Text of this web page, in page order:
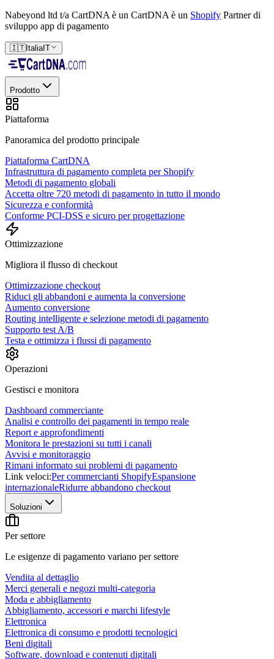
Nabeyond ltd t/a CartDNA è un CartDNA è un Shopify Partner di
sviluppo app di pagamento
🇮🇹ItaliaIT
Prodotto
Piattaforma
Panoramica del prodotto principale
Piattaforma CartDNA
Infrastruttura di pagamento completa per Shopify
Metodi di pagamento globali
Accetta oltre 720 metodi di pagamento in tutto il mondo
Sicurezza e conformità
Conforme PCI-DSS e sicuro per progettazione
Ottimizzazione
Migliora il flusso di checkout
Ottimizzazione checkout
Riduci gli abbandoni e aumenta la conversione
Aumento conversione
Routing intelligente e selezione metodi di pagamento
Supporto test A/B
Testa e ottimizza i flussi di pagamento
Operazioni
Gestisci e monitora
Dashboard commerciante
Analisi e controllo dei pagamenti in tempo reale
Report e approfondimenti
Monitora le prestazioni su tutti i canali
Avvisi e monitoraggio
Rimani informato sui problemi di pagamento
Link veloci:Per commercianti ShopifyEspansione
internazionaleRidurre abbandono checkout
Soluzioni
Per settore
Le esigenze di pagamento variano per settore
Vendita al dettaglio
Merci generali e negozi multi-categoria
Moda e abbigliamento
Abbigliamento, accessori e marchi lifestyle
Elettronica
Elettronica di consumo e prodotti tecnologici
Beni digitali
Software, download e contenuti digitali